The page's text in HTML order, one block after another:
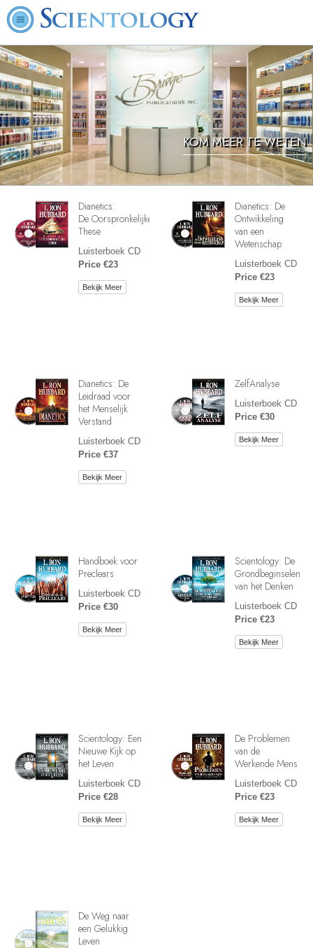
KOM MEER TE WETEN
Dianetics:
De Oorspronkelijke
These
Luisterboek CD
Price €23
Bekijk Meer
Dianetics: De
Ontwikkeling
van een
Wetenschap
Luisterboek CD
Price €23
Bekijk Meer
Dianetics: De
Leidraad voor
het Menselijk
Verstand
Luisterboek CD
Price €37
Bekijk Meer
ZelfAnalyse
Luisterboek CD
Price €30
Bekijk Meer
Handboek voor
Preclears
Luisterboek CD
Price €30
Bekijk Meer
Scientology: De
Grondbeginselen
van het Denken
Luisterboek CD
Price €23
Bekijk Meer
Scientology: Een
Nieuwe Kijk op
het Leven
Luisterboek CD
Price €28
Bekijk Meer
De Problemen
van de
Werkende Mens
Luisterboek CD
Price €23
Bekijk Meer
De Weg naar
een Gelukkig
Leven